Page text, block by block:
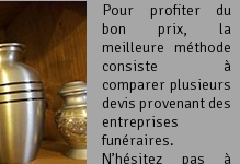
Pour profiter du
bon prix, la
meilleure méthode
consiste à
comparer plusieurs
devis provenant des
entreprises
funéraires.
N’hésitez pas à